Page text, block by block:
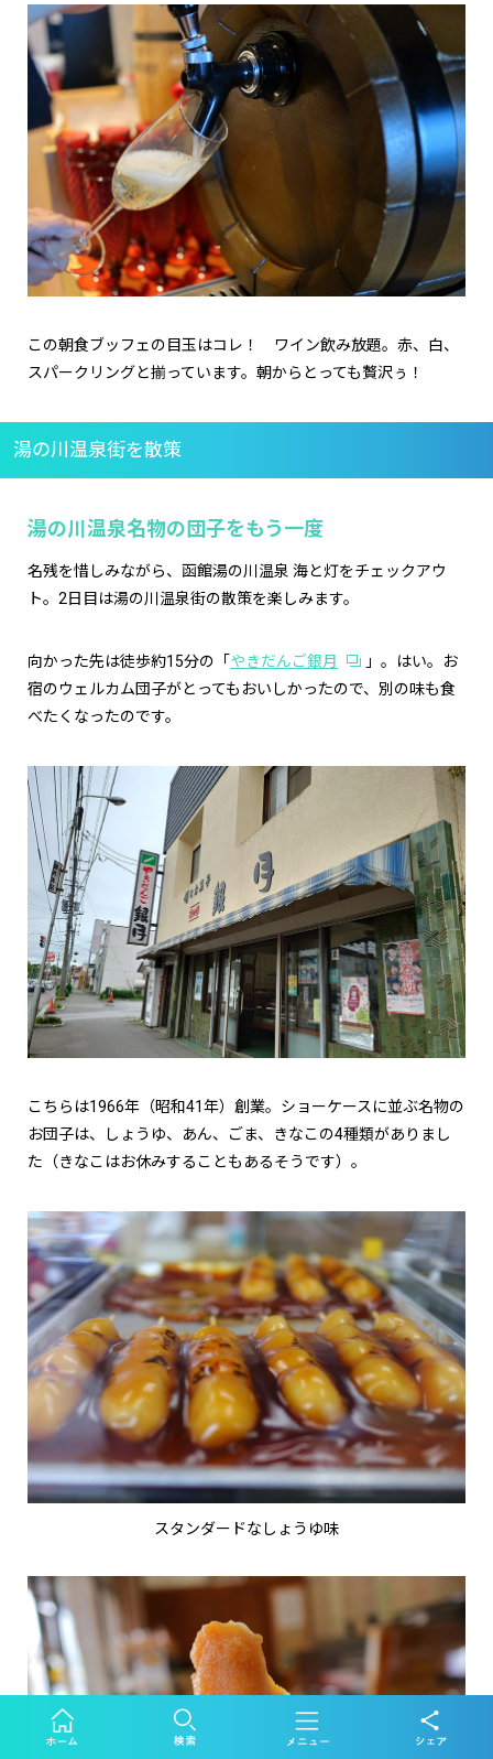
この朝食ブッフェの目玉はコレ！ ワイン飲み放題。赤、白、
スパークリングと揃っています。朝からとっても贅沢ぅ！
湯の川温泉街を散策
湯の川温泉名物の団子をもう一度
名残を惜しみながら、函館湯の川温泉 海と灯をチェックアウ
ト。2日目は湯の川温泉街の散策を楽しみます。
向かった先は徒歩約15分の「 やきだんご銀月
」。はい。お
宿のウェルカム団子がとってもおいしかったので、別の味も食
べたくなったのです。
こちらは1966年（昭和41年）創業。ショーケースに並ぶ名物の
お団子は、しょうゆ、あん、ごま、きなこの4種類がありまし
た（きなこはお休みすることもあるそうです）。
スタンダードなしょうゆ味